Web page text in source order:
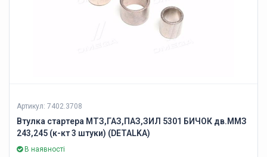
Артикул: 7402.3708
Втулка стартера МТЗ,ГАЗ,ПАЗ,ЗИЛ 5301 БИЧОК дв.ММЗ
243,245 (к-кт 3 штуки) (DETALKA)
В наявності